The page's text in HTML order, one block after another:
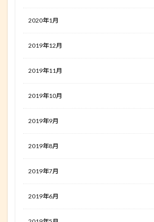
2020年1月
2019年12月
2019年11月
2019年10月
2019年9月
2019年8月
2019年7月
2019年6月